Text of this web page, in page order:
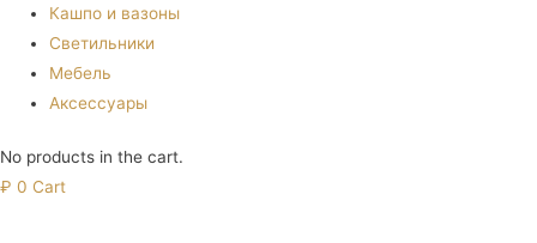
Кашпо и вазоны
Светильники
Мебель
Аксессуары
No products in the cart.
₽ 0 Cart